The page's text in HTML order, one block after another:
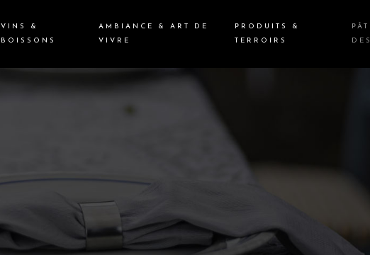
VINS &
BOISSONS
AMBIANCE & ART DE
VIVRE
PRODUITS &
TERROIRS